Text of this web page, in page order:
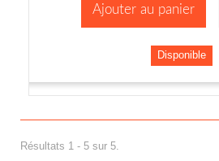
Ajouter au panier
Disponible
Résultats 1 - 5 sur 5.